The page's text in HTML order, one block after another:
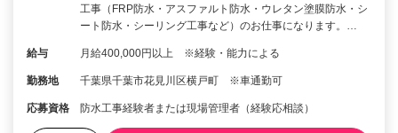
工事（FRP防水・アスファルト防水・ウレタン塗膜防水・シ
ート防水・シーリング工事など）のお仕事になります。…
給与 月給400,000円以上 ※経験・能力による
勤務地 千葉県千葉市花見川区横戸町 ※車通勤可
応募資格 防水工事経験者または現場管理者（経験応相談）